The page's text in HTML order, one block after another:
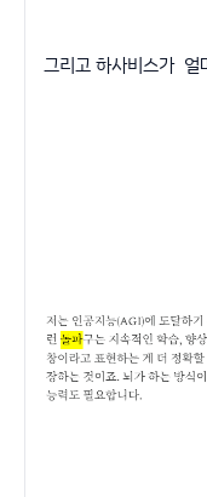
그리고 하사비스가